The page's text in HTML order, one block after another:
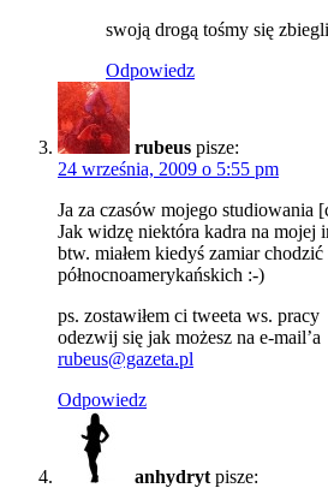
swoją drogą tośmy się
Odpowiedz
rubeus pisze:
24 września, 2009 o 5:55 pm
Ja za czasów mojego studiowania
Jak widzę niektóra kadra na mojej
btw. miałem kiedyś zamiar
północnoamerykańskich :-)
ps. zostawiłem ci tweeta ws. pracy
odezwij się jak możesz na e-mail’a
rubeus@gazeta.pl
Odpowiedz
anhydryt pisze: